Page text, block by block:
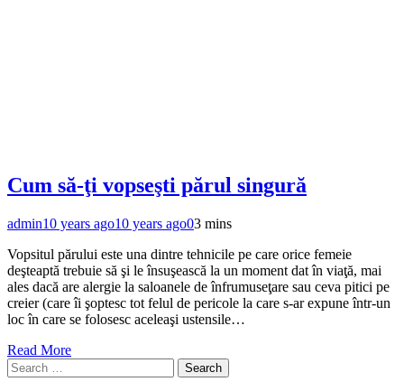
Cum să-ţi vopseşti părul singură
admin10 years ago10 years ago03 mins
Vopsitul părului este una dintre tehnicile pe care orice femeie
deşteaptă trebuie să şi le însuşească la un moment dat în viaţă, mai
ales dacă are alergie la saloanele de înfrumuseţare sau ceva pitici pe
creier (care îi şoptesc tot felul de pericole la care s-ar expune într-un
loc în care se folosesc aceleaşi ustensile…
Read More
Search
for: